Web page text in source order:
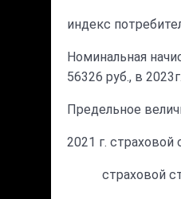
индекс
Номинальная
56326 руб., в
Предельное
2021 г. страховой
страховой